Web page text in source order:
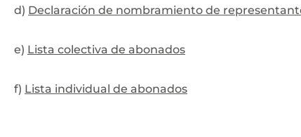
d) Declaración de nombramiento de
e) Lista colectiva de abonados
f) Lista individual de abonados